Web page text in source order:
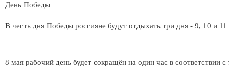
День Победы
В честь дня Победы россияне будут отдыхать три дня - 9, 10 и
8 мая рабочий день будет сокращён на один час в соответствии